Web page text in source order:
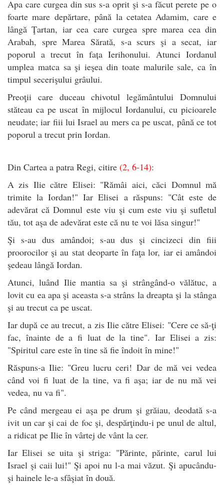
Apa care curgea din sus s-a oprit şi s-a făcut perete pe o
foarte mare depărtare, până la cetatea Adamim, care e
lângă Ţartan, iar cea care curgea spre marea cea din
Arabah, spre Marea Sărată, s-a scurs şi a secat, iar
poporul a trecut în fața Ierihonului. Atunci Iordanul
umplea matca sa şi ieşea din toate malurile sale, ca în
timpul secerişului grâului.
Preoţii care duceau chivotul legământului Domnului
stăteau ca pe uscat în mijlocul Iordanului, cu picioarele
neudate; iar fiii lui Israel au mers ca pe uscat, până ce tot
poporul a trecut prin Iordan.
Din Cartea a patra Regi, citire (2, 6-14):
A zis Ilie către Elisei: "Rămâi aici, căci Domnul mă
trimite la Iordan!" Iar Elisei a răspuns: "Cât este de
adevărat că Domnul este viu şi cum este viu şi sufletul
tău, tot aşa de adevărat este că nu te voi lăsa singur!"
Şi s-au dus amândoi; s-au dus şi cincizeci din fiii
proorocilor şi au stat deoparte în faţa lor, iar ei amândoi
şedeau lângă Iordan.
Atunci, luând Ilie mantia sa şi strângând-o vălătuc, a
lovit cu ea apa şi aceasta s-a strâns la dreapta şi la stânga
şi au trecut ca pe uscat.
Iar după ce au trecut, a zis Ilie către Elisei: "Cere ce să-ţi
fac, înainte de a fi luat de la tine". Iar Elisei a zis:
"Spiritul care este în tine să fie îndoit în mine!"
Răspuns-a Ilie: "Greu lucru ceri! Dar de mă vei vedea
când voi fi luat de la tine, va fi aşa; iar de nu mă vei
vedea, nu va fi".
Pe când mergeau ei aşa pe drum şi grăiau, deodată s-a
ivit un car şi cai de foc şi, despărţindu-i pe unul de altul,
a ridicat pe Ilie în vârtej de vânt la cer.
Iar Elisei se uita şi striga: "Părinte, părinte, carul lui
Israel şi caii lui!" Şi apoi nu l-a mai văzut. Şi apucându-
şi hainele le-a sfâşiat în două.